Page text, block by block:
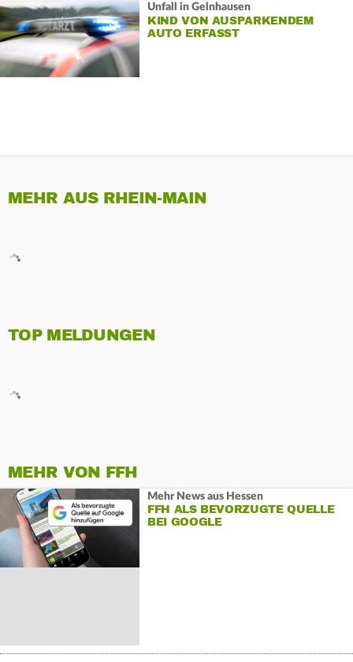
Unfall in Gelnhausen
KIND VON AUSPARKENDEM
AUTO ERFASST
MEHR AUS RHEIN-MAIN
TOP MELDUNGEN
MEHR VON FFH
Mehr News aus Hessen
FFH ALS BEVORZUGTE QUELLE
BEI GOOGLE